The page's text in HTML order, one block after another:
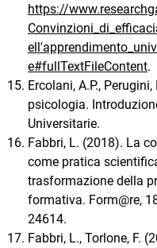
https://
e#fullTextFileContent.
Ercolani, A.P.,
psicologia.
Universitarie.
Fabbri, L. (2018). La
come pratica
trasformazione della
formativa. Form@re,
24614.
Fabbri, L., Torlone, F.